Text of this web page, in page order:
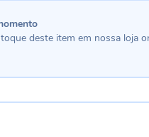
deste item em nossa loja